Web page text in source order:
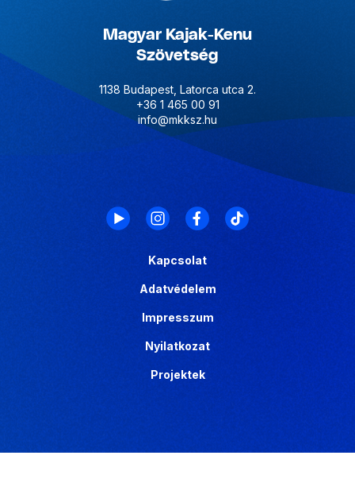
Magyar Kajak-Kenu
Szövetség
1138 Budapest, Latorca utca 2.
+36 1 465 00 91
info@mkksz.hu
Kapcsolat
Adatvédelem
Impresszum
Nyilatkozat
Projektek